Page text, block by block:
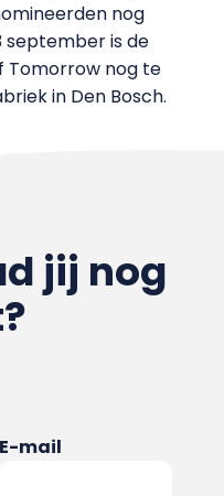
nog
september is de
Tomorrow nog te
in Den Bosch.
jij nog
E-mail